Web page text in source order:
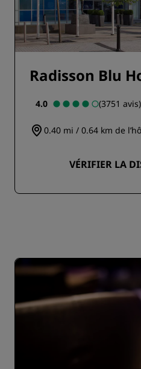
Radisson Blu
4.0 (3751 avis)
0.40 mi / 0.64 km de
VÉRIFIER LA